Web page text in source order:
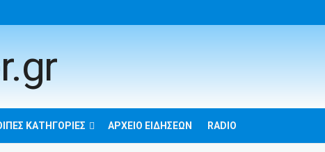
ΚΑΤΗΓΟΡΊΕΣ ΑΡΧΕΊΟ ΕΙΔΉΣΕΩΝ RADIO